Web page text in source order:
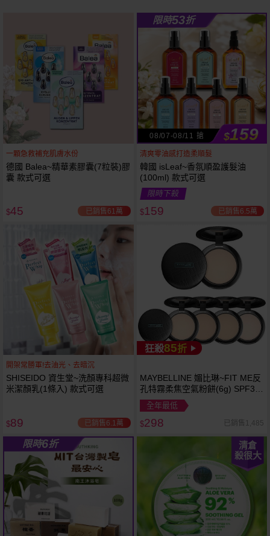
下單
立刻送
限時53折
一顆急救補充肌膚水份
德國 Balea~精華素膠囊(7粒裝)膠
囊 款式可選
$45 已銷售61萬
限時53折
08/07-08/11 搶 $159
清爽零油感打造柔順髮
韓國 isLeaf~香氛順盈護髮油
(100ml) 款式可選
限時下殺
$159 已銷售6.5萬
開架常勝軍!去油光、去暗沉
SHISEIDO 資生堂~洗顏專科超微
米潔顏乳(1條入) 款式可選
$89 已銷售6.1萬
狂殺85折
MAYBELLINE 媚比琳~FIT ME反
孔特霧柔焦空氣粉餅(6g) SPF32
PA+++ 款式可選 空氣小圓餅
全年最低
$298 已銷售1,485
限時6折
清倉
殺很大